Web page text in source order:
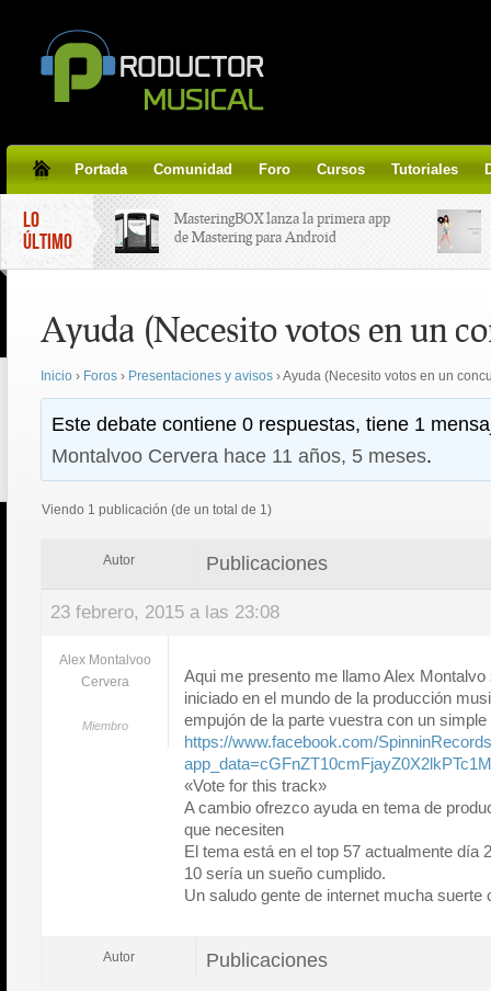
Portada Comunidad Foro Cursos Tutoriales
LO
ÚLTIMO
MasteringBOX lanza la primera app
de Mastering para Android
line gratis!
Korg lanza SDD-3000, el nuevo
pedal de delay.
Tutorial de CLA Effects, aprende a
Ayuda (Necesito votos en un
Inicio › Foros › Presentaciones y avisos ›Ayuda (Necesito votos en un
Este debate contiene 0 respuestas, tiene 1
Montalvoo Cervera hace 11 años, 5 meses.
Viendo 1 publicación (de un total de 1)
Autor Publicaciones
23 febrero, 2015 a las 23:08
Alex Montalvoo
Cervera
Miembro
Aqui me presento me llamo Alex
iniciado en el mundo de la producción
empujón de la parte vuestra con un
https://www.facebook.com/
«Vote for this track»
A cambio ofrezco ayuda en tema de
que necesiten
El tema está en el top 57 actualmente día
10 sería un sueño cumplido.
Un saludo gente de internet mucha
Autor Publicaciones